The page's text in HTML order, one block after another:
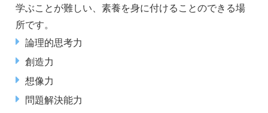
学ぶことが難しい、素養を身に付けることのできる場
所です。
論理的思考力
創造力
想像力
問題解決能力